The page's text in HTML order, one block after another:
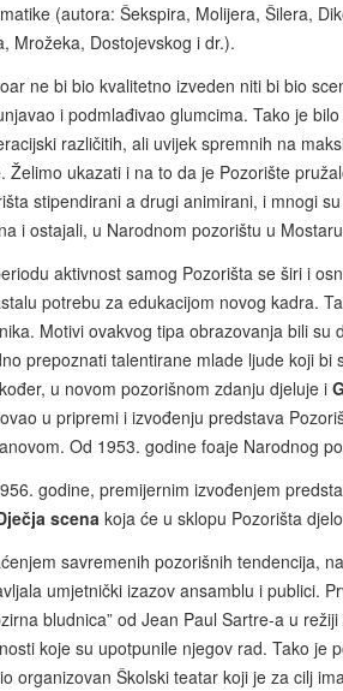
(autora: Šekspira, Molijera, Šilera,
Mrožeka, Dostojevskog i dr.).
ne bi bio kvalitetno izveden niti bi bio
i podmlađivao glumcima. Tako je
različitih, ali uvijek spremnih na
Želimo ukazati i na to da je Pozorište
stipendirani a drugi animirani, i mnogi
i ostajali, u Narodnom pozorištu u
aktivnost samog Pozorišta se širi i
potrebu za edukacijom novog kadra.
Motivi ovakvog tipa obrazovanja bili
prepoznati talentirane mlade ljude koji
u novom pozorišnom zdanju djeluje i
u pripremi i izvođenju predstava
Od 1953. godine foaje Narodnog
godine, premijernim izvođenjem
scena koja će u sklopu Pozorišta
savremenih pozorišnih tendencija,
umjetnički izazov ansamblu i publici.
bludnica” od Jean Paul Sartre-a u
koje su upotpunile njegov rad. Tako je
organizovan Školski teatar koji je za cilj